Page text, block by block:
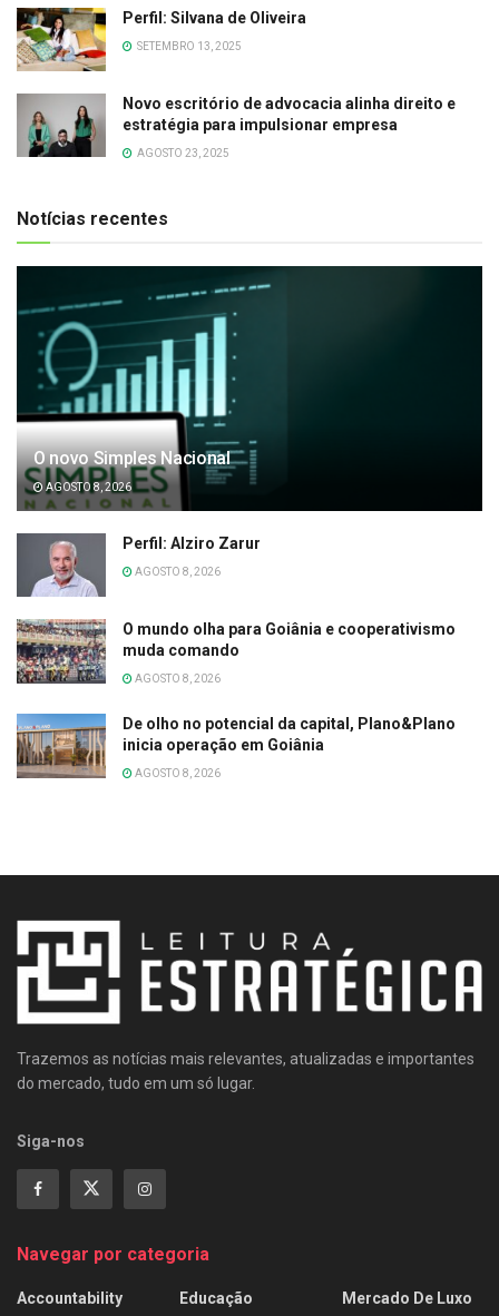
Perfil: Silvana de Oliveira
SETEMBRO 13, 2025
Novo escritório de advocacia alinha direito e
estratégia para impulsionar empresa
AGOSTO 23, 2025
Notícias recentes
O novo Simples Nacional
AGOSTO 8, 2026
Perfil: Alziro Zarur
AGOSTO 8, 2026
O mundo olha para Goiânia e cooperativismo
muda comando
AGOSTO 8, 2026
De olho no potencial da capital, Plano&Plano
inicia operação em Goiânia
AGOSTO 8, 2026
Trazemos as notícias mais relevantes, atualizadas e importantes
do mercado, tudo em um só lugar.
Siga-nos
Navegar por categoria
Accountability
Educação
Mercado De Luxo